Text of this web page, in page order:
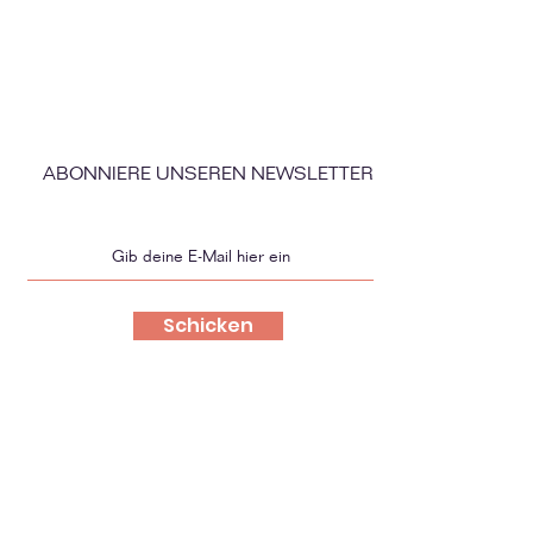
ABONNIERE UNSEREN NEWSLETTER
Schicken